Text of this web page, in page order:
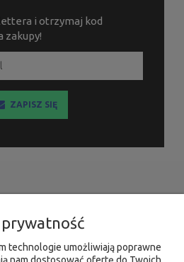
i otrzymaj kod
zakupy!
ZAPISZ SIĘ
KONTO
technologie umożliwiają poprawne